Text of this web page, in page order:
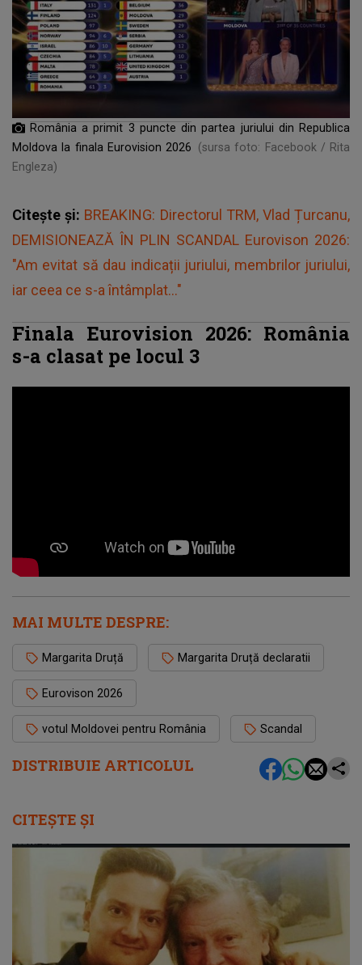
DISTRIBUIE ARTICOLUL
România a primit 3 puncte din partea juriului din Republica
Moldova la finala Eurovision 2026
(sursa foto: Facebook / Rita
Engleza)
Citește și: BREAKING: Directorul TRM, Vlad Țurcanu,
DEMISIONEAZĂ ÎN PLIN SCANDAL Eurovison 2026:
"Am evitat să dau indicații juriului, membrilor juriului,
iar ceea ce s-a întâmplat..."
Finala Eurovision 2026: România
s-a clasat pe locul 3
MAI MULTE DESPRE:
Margarita Druță Margarita Druță declaratii
Eurovison 2026
votul Moldovei pentru România Scandal
CITEȘTE ȘI